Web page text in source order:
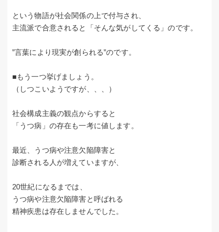
という物語が社会関係の上で付与され、
主流派で合意されると「そんな気がしてくる」のです。
”言葉により現実が創られる”のです。
■もう一つ挙げましょう。
（しつこいようですが、、、）
社会構成主義の観点からすると
「うつ病」の存在も一考に値します。
最近、うつ病や注意欠陥障害と
診断される人が増えていますが、
20世紀になるまでは、
うつ病や注意欠陥障害と呼ばれる
精神疾患は存在しませんでした。